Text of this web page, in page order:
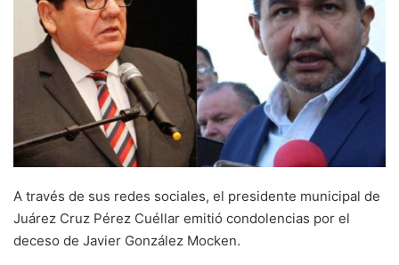
A través de sus redes sociales, el presidente municipal de
Juárez Cruz Pérez Cuéllar emitió condolencias por el
deceso de Javier González Mocken.